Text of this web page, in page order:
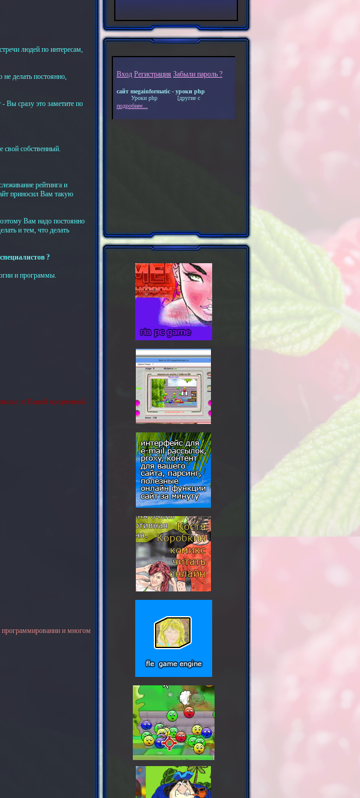
людей по интересам,
делать постоянно,
Вы сразу это заметите по
свой собственный.
рейтинга и
приносил Вам такую
Вам надо постоянно
и тем, что делать
?
и программы.
по Вашей предметной
и многом
Вход Регистрация Забыли пароль ?
сайт megainformatic - уроки php
Уроки php [другие с
подробнее...